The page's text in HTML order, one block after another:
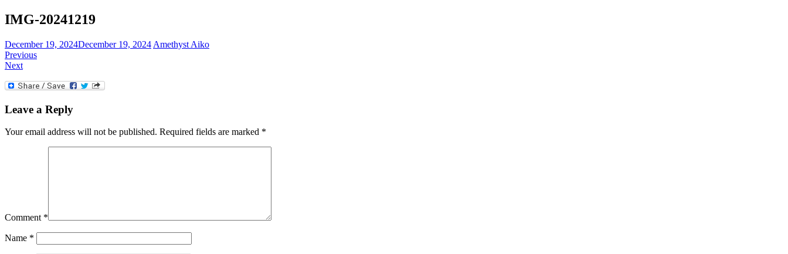
IMG-20241219
December 19, 2024December 19, 2024 Amethyst Aiko
Previous
Next
Leave a Reply
Your email address will not be published. Required fields are marked *
Comment *
Name *